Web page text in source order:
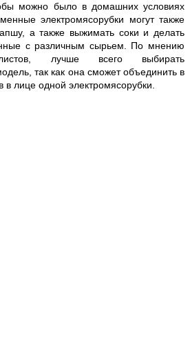
можно было в домашних условиях
электромясорубки могут также
а также выжимать соки и делать
с различным сырьем. По мнению
лучше всего выбирать
так как она сможет объединить в
в лице одной электромясорубки.